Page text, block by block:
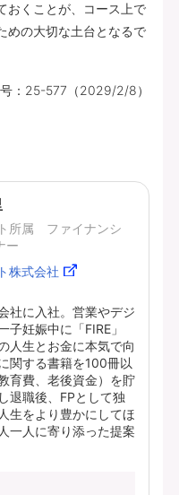
おくことが、コース上で
めの大切な土台となるで
：25-577（2029/2/8）
所属 ファイナンシ
ー
株式会社
社に入社。営業やデジ
妊娠中に「FIRE」
人生とお金に本気で向
関する書籍を100冊以
育費、老後資金）を貯
退職後、FPとして独
生をより豊かにしてほ
一人に寄り添った提案